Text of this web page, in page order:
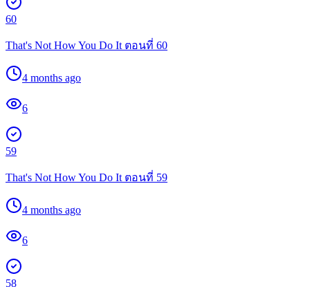
60
That's Not How You Do It ตอนที่ 60
4 months ago
6
59
That's Not How You Do It ตอนที่ 59
4 months ago
6
58